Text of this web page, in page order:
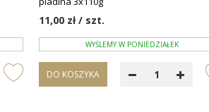
11,00 zł / szt.
WYŚLEMY W PONIEDZIAŁEK
DO KOSZYKA